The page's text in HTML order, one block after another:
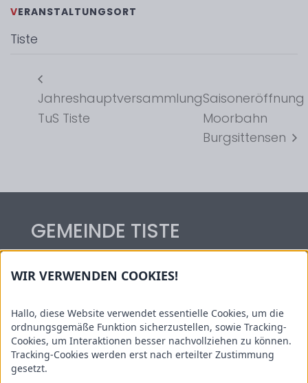
VERANSTALTUNGSORT
Tiste
Jahreshauptversammlung
TuS Tiste
Saisoneröffnung
Moorbahn
Burgsittensen
GEMEINDE TISTE
27419 Tiste
Kontakt: gemeinde@tiste.de
Informationen
Sehenswertes
WIR VERWENDEN COOKIES!
Hallo, diese Website verwendet essentielle Cookies, um die
ordnungsgemäße Funktion sicherzustellen, sowie Tracking-
Cookies, um Interaktionen besser nachvollziehen zu können.
Tracking-Cookies werden erst nach erteilter Zustimmung
gesetzt.